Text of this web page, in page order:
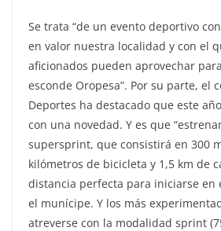
Se trata “de un evento deportivo
en valor nuestra localidad y con el
aficionados pueden aprovechar
esconde Oropesa”. Por su parte, el
Deportes ha destacado que este
con una novedad. Y es que
supersprint, que consistirá en 300
kilómetros de bicicleta y 1,5 km de
distancia perfecta para iniciarse en
el munícipe. Y los más
atreverse con la modalidad sprint